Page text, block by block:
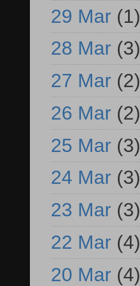
29 Mar (1)
28 Mar (3)
27 Mar (2)
26 Mar (2)
25 Mar (3)
24 Mar (3)
23 Mar (3)
22 Mar (4)
20 Mar (4)